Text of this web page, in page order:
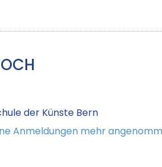
der Künste Bern
Anmeldungen mehr